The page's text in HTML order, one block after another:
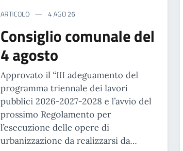
ARTICOLO 4 AGO 26
Consiglio comunale del
4 agosto
Approvato il “III adeguamento del
programma triennale dei lavori
pubblici 2026-2027-2028 e l’avvio del
prossimo Regolamento per
l’esecuzione delle opere di
urbanizzazione da realizzarsi da…